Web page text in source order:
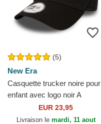
(5)
New Era
Casquette trucker noire pour
enfant avec logo noir A
Frame Clean New York
Yankees MLB New Era
EUR 23,95
Livraison le mardi, 11 aout